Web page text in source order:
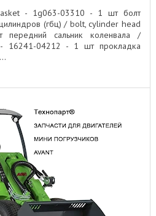
- 1g063-03310 - 1 шт болт
(гбц) / bolt, cylinder head
сальник коленвала /
16241-04212 - 1 шт прокладка